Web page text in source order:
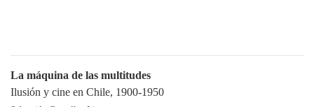
La máquina de las multitudes
Ilusión y cine en Chile, 1900-1950